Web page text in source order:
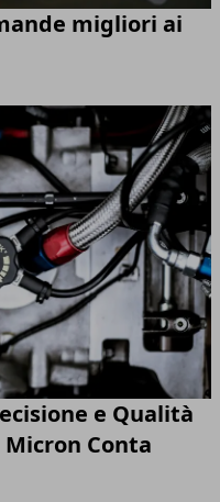
migliori ai
e Qualità
Conta